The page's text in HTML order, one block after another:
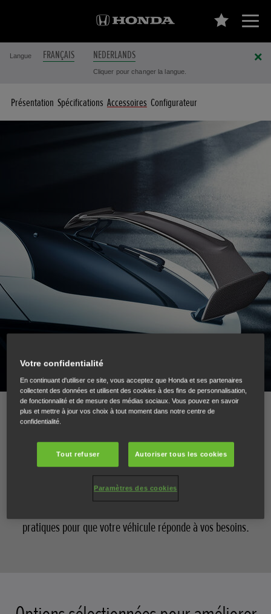
Langue FRANÇAIS NEDERLANDS
Cliquer pour changer la langue.
Présentation Spécifications Accessoires Configurateur
Choisissez vos packs et accessoires
préférés pour votre Honda Type R
Personnalisez votre Type R avec des accessoires pour
customiser l'extérieur et l'habitacle de votre nouvelle
pratiques pour que votre véhicule réponde à vos besoins.
Votre confidentialité
En continuant d'utiliser ce site, vous acceptez que Honda et ses partenaires
collectent des données et utilisent des cookies à des fins de personnalisation,
de fonctionnalité et de mesure des médias sociaux. Vous pouvez en savoir
plus et mettre à jour vos choix à tout moment dans notre centre de
confidentialité.
Tout refuser Autoriser tous les cookies
Paramètres des cookies